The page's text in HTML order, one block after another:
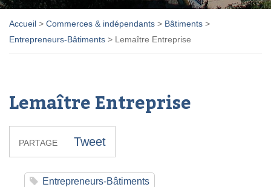
Accueil > Commerces & indépendants > Bâtiments >
Entrepreneurs-Bâtiments > Lemaître Entreprise
Lemaître Entreprise
PARTAGE Tweet
Entrepreneurs-Bâtiments